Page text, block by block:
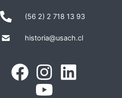
(56 2) 2 718 13 93
historia@usach.cl